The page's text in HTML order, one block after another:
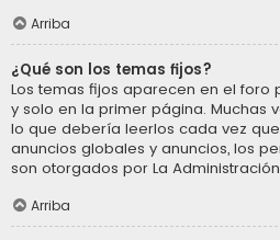
Arriba
¿Qué son los temas fijos?
Los temas fijos aparecen en el foro
y solo en la primer página. Muchas
lo que debería leerlos cada vez
anuncios globales y anuncios, los
son otorgados por La
Arriba